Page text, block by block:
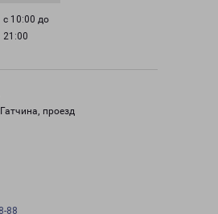
с 10:00 до
21:00
проезд
88